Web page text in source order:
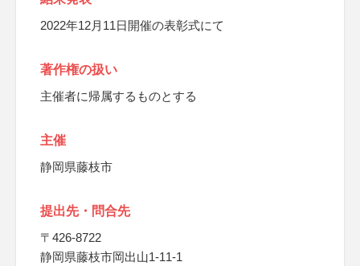
2022年12月11日開催の表彰式にて
著作権の扱い
主催者に帰属するものとする
主催
静岡県藤枝市
提出先・問合先
〒426-8722
静岡県藤枝市岡出山1-11-1